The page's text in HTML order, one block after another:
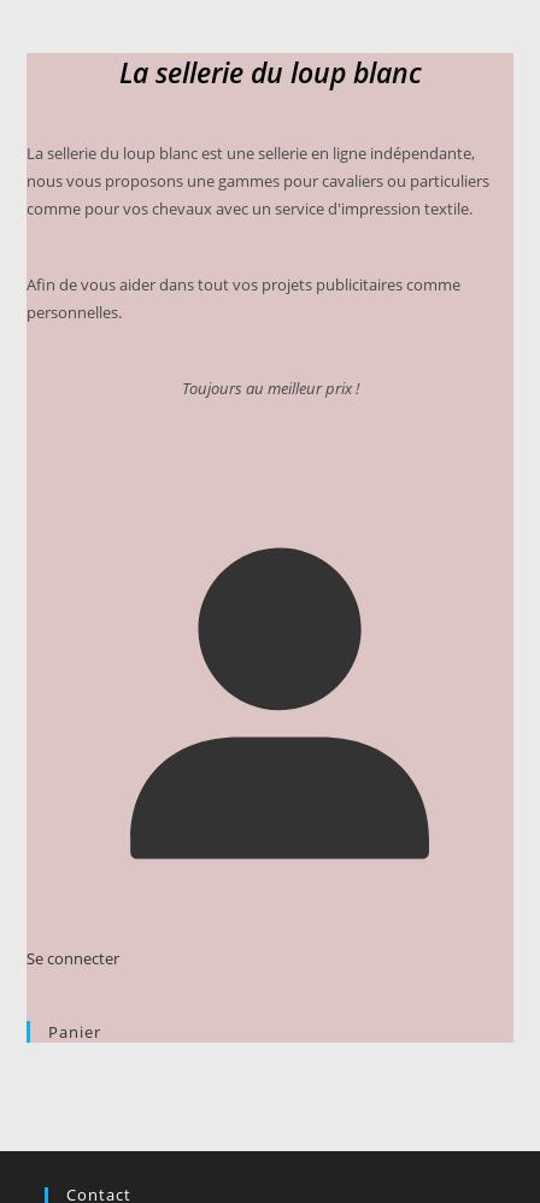
La sellerie du loup blanc
La sellerie du loup blanc est une sellerie en ligne indépendante,
nous vous proposons une gammes pour cavaliers ou particuliers
comme pour vos chevaux avec un service d'impression textile.
Afin de vous aider dans tout vos projets publicitaires comme
personnelles.
Toujours au meilleur prix !
Se connecter
Panier
Contact